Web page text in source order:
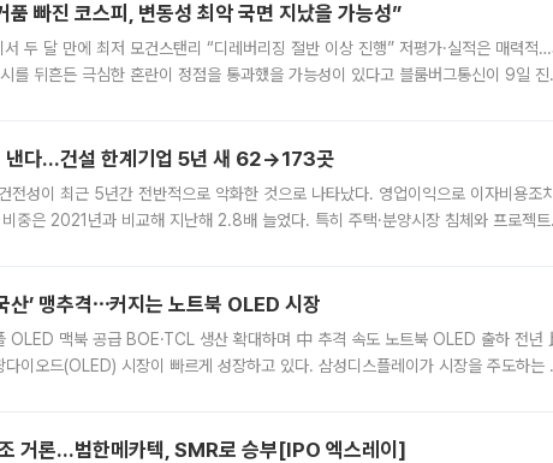
품 빠진 코스피, 변동성 최악 국면 지났을 가능성”
두 달 만에 최저 모건스탠리 “디레버리징 절반 이상 진행” 저평가·실적은 매력적…
시를 뒤흔든 극심한 혼란이 정점을 통과했을 가능성이 있다고 블룸버그통신이 9일 진
낸다…건설 한계기업 5년 새 62→173곳
전성이 최근 5년간 전반적으로 악화한 것으로 나타났다. 영업이익으로 이자비용조
중은 2021년과 비교해 지난해 2.8배 늘었다. 특히 주택·분양시장 침체와 프로젝트
산’ 맹추격⋯커지는 노트북 OLED 시장
맥북 공급 BOE·TCL 생산 확대하며 中 추격 속도 노트북 OLED 출하 전년
이오드(OLED) 시장이 빠르게 성장하고 있다. 삼성디스플레이가 시장을 주도하는
거론…범한메카텍, SMR로 승부[IPO 엑스레이]